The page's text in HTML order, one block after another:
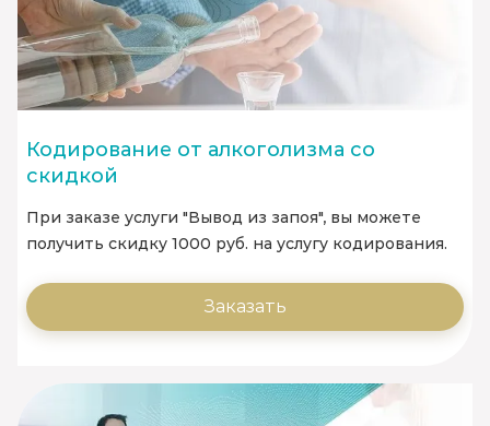
Кодирование от алкоголизма со
скидкой
При заказе услуги "Вывод из запоя", вы можете
получить скидку 1000 руб. на услугу кодирования.
Заказать